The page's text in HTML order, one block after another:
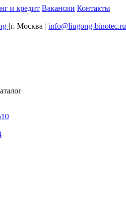
и кредит Вакансии Контакты
|г. Москва | info@liugong-binotec.ru
10